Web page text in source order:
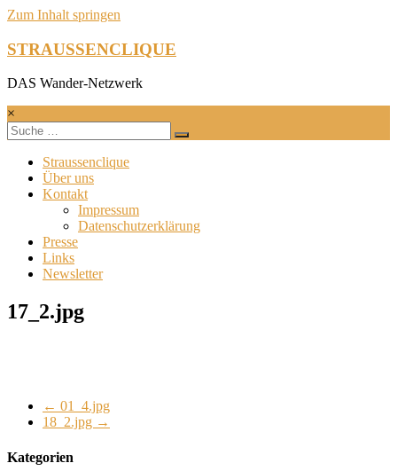
Zum Inhalt springen
STRAUSSENCLIQUE
DAS Wander-Netzwerk
×
Straussenclique
Über uns
Kontakt
Impressum
Datenschutzerklärung
Presse
Links
Newsletter
17_2.jpg
← 01_4.jpg
18_2.jpg →
Kategorien